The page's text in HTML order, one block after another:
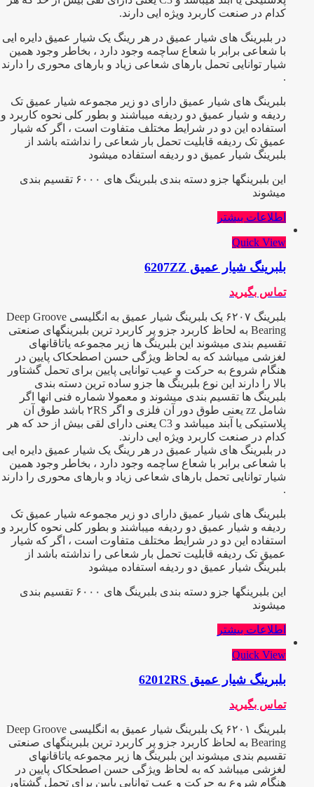
کدام در صنعت کاربرد ویژه ایی دارند.
در بلبرینگ های شیار عمیق در هر رینگ یک شیار عمیق دایره ایی
با شعاعی برابر با شعاع ساچمه وجود دارد ، بخاطر وجود همین
شیار توانایی تحمل بارهای شعاعی زیاد و بارهای محوری را دارند
.
بلبرینگ های شیار عمیق دارای دو زیر مجموعه شیار عمیق تک
ردیفه و شیار عمیق دو ردیفه میباشند و بطور کلی نحوه کاربرد و
استفاده این دو در شرایط مختلف متفاوت است ، اگر که شیار
عمیق تک ردیفه قابلیت تحمل بار شعاعی را نداشته باشد از
بلبرینگ شیار عمیق دو ردیفه استفاده میشود
این بلبرینگها جزو دسته بندی بلبرینگ های ۶۰۰۰ تقسیم بندی
میشوند
اطلاعات بیشتر
Quick View
بلبرینگ شیار عمیق 6207ZZ
تماس بگیرید
بلبرینگ ۶۲۰۷ یک بلبرینگ شیار عمیق به انگلیسی Deep Groove
Bearing به لحاظ کاربرد جزو پر کاربرد ترین بلبرینگهای صنعتی
تقسیم بندی میشوند این بلبرینگ ها زیر مجموعه یاتاقانهای
لغزشی میباشد که به لحاظ ویژگی حسن اصطحکاک پایین در
هنگام شروع به حرکت و عیب توانایی پایین برای تحمل گشتاور
بالا را دارند این نوع بلبرینگ ها جزو ساده ترین دسته بندی
بلبرینگ ها تقسیم بندی میشوند و معمولا شماره فنی انها اگر
شامل zz یعنی طوق دور آن فلزی و اگر ۲RS باشد طوق آن
پلاستیکی یا آبند میباشد و C3 یعنی دارای لقی بیش از حد که هر
کدام در صنعت کاربرد ویژه ایی دارند.
در بلبرینگ های شیار عمیق در هر رینگ یک شیار عمیق دایره ایی
با شعاعی برابر با شعاع ساچمه وجود دارد ، بخاطر وجود همین
شیار توانایی تحمل بارهای شعاعی زیاد و بارهای محوری را دارند
.
بلبرینگ های شیار عمیق دارای دو زیر مجموعه شیار عمیق تک
ردیفه و شیار عمیق دو ردیفه میباشند و بطور کلی نحوه کاربرد و
استفاده این دو در شرایط مختلف متفاوت است ، اگر که شیار
عمیق تک ردیفه قابلیت تحمل بار شعاعی را نداشته باشد از
بلبرینگ شیار عمیق دو ردیفه استفاده میشود
این بلبرینگها جزو دسته بندی بلبرینگ های ۶۰۰۰ تقسیم بندی
میشوند
اطلاعات بیشتر
Quick View
بلبرینگ شیار عمیق 62012RS
تماس بگیرید
بلبرینگ ۶۲۰۱ یک بلبرینگ شیار عمیق به انگلیسی Deep Groove
Bearing به لحاظ کاربرد جزو پر کاربرد ترین بلبرینگهای صنعتی
تقسیم بندی میشوند این بلبرینگ ها زیر مجموعه یاتاقانهای
لغزشی میباشد که به لحاظ ویژگی حسن اصطحکاک پایین در
هنگام شروع به حرکت و عیب توانایی پایین برای تحمل گشتاور